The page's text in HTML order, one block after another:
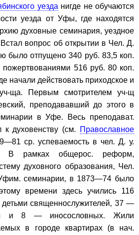
уезда нигде не обучаются
уезда от Уфы, где находятся
духовные семинария, уездное
вопрос об открытии в Чел. Д.
было отпущено 340 руб. 83,5 коп.
516 руб. 80 коп.
начали действовать приходское и
ща. Первым смотрителем уч-щ
преподававший до этого в
в Уфе. Весь преподават.
к духовенству (см.
Православное
ср. успеваемость в чел. Д. у.
В рамках общерос. реформ,
духовного образования, Чел.
семинарии, в 1873—74 было
времени здесь учились 116
священнослужителей, 37 —
и 8 — иносословных. Жили
в городе квартирах (в нач.